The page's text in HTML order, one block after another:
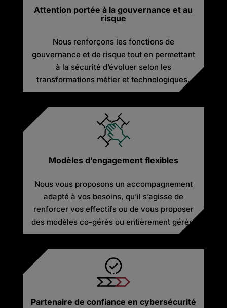
Attention portée à la gouvernance et au
risque
Nous renforçons les fonctions de
gouvernance et de risque tout en permettant
à la sécurité d’évoluer selon les
transformations métier et technologiques.
Modèles d’engagement flexibles
Nous vous proposons un accompagnement
adapté à vos besoins, qu’il s’agisse de
renforcer vos effectifs ou de vous proposer
des modèles co-gérés ou entièrement gérés.
Partenaire de confiance en cybersécurité